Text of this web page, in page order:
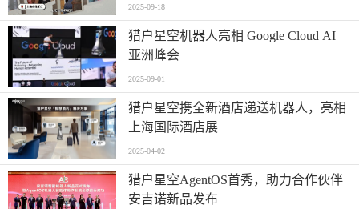
2025-09-18
猎户星空机器人亮相 Google Cloud AI
亚洲峰会
2025-09-01
猎户星空携全新酒店递送机器人，亮相
上海国际酒店展
2025-04-02
猎户星空AgentOS首秀，助力合作伙伴
安吉诺新品发布